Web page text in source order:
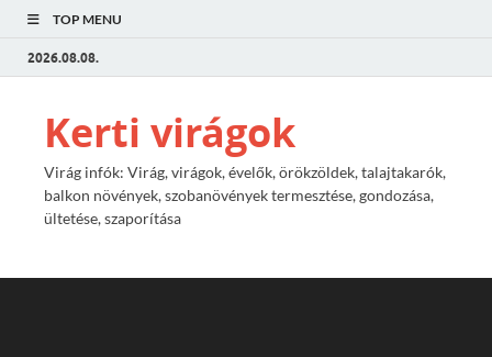
TOP MENU
2026.08.08.
Kerti virágok
Virág infók: Virág, virágok, évelők, örökzöldek, talajtakarók,
balkon növények, szobanövények termesztése, gondozása,
ültetése, szaporítása